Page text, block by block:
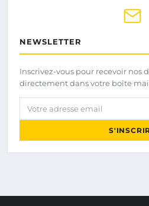
NEWSLETTER
Inscrivez-vous pour recevoir nos
directement dans votre boîte
Votre adresse email